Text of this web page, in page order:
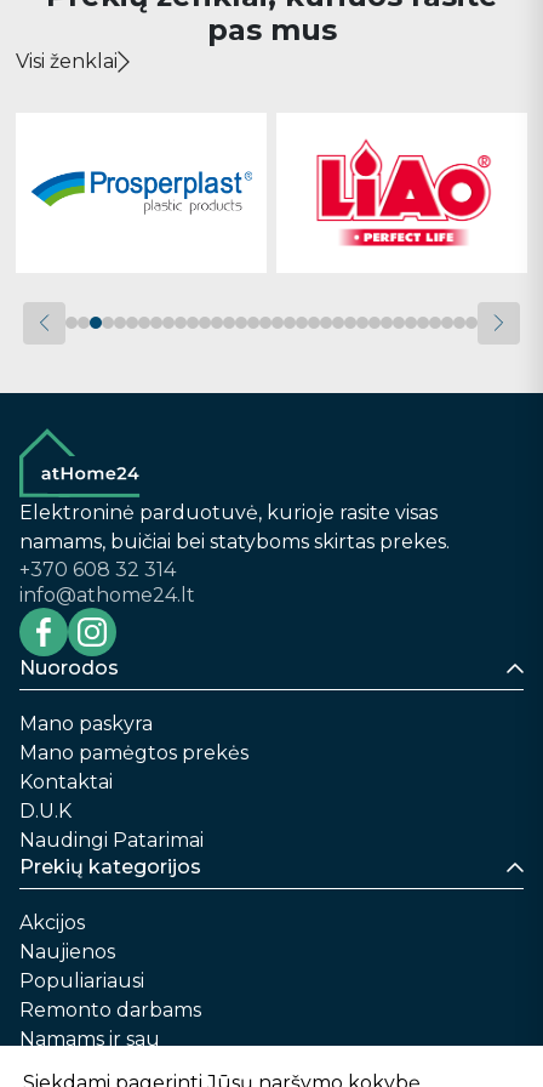
pas mus
Visi ženklai
Elektroninė parduotuvė, kurioje rasite visas
namams, buičiai bei statyboms skirtas prekes.
+370 608 32 314
info@athome24.lt
Nuorodos
Mano paskyra
Mano pamėgtos prekės
Kontaktai
D.U.K
Naudingi Patarimai
Prekių kategorijos
Akcijos
Naujienos
Populiariausi
Remonto darbams
Namams ir sau
Automobilių priežiūrai